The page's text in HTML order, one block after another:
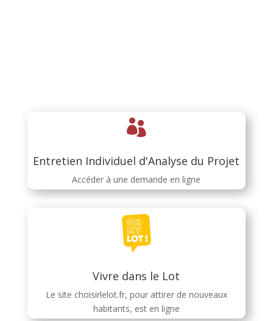

Entretien Individuel d'Analyse du Projet
Accéder à une demande en ligne
Vivre dans le Lot
Le site choisirlelot.fr, pour attirer de nouveaux
habitants, est en ligne